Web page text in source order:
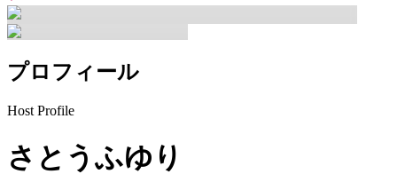
プロフィール
Host Profile
さとうふゆり